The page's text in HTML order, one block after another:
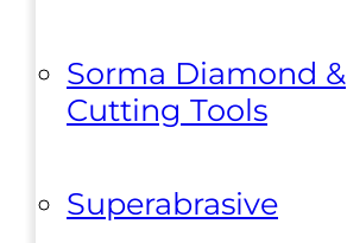
Sorma Diamond &
Cutting Tools
Superabrasive